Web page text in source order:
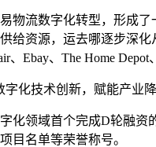
物流数字化转型，形成
给资源，运去哪逐步深
、Ebay、The Home
化技术创新，赋能产业
化领域首个完成D轮融
目名单等荣誉称号。